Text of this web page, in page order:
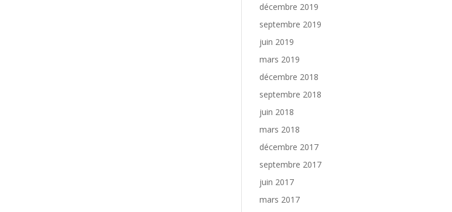
décembre 2019
septembre 2019
juin 2019
mars 2019
décembre 2018
septembre 2018
juin 2018
mars 2018
décembre 2017
septembre 2017
juin 2017
mars 2017